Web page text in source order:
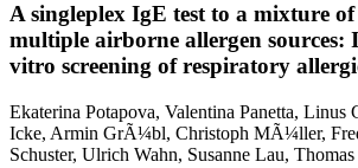
A singleplex IgE test to a mixture
multiple airborne allergen sources:
vitro screening of respiratory
Ekaterina Potapova, Valentina Panetta, Linus
Icke, Armin GrÃ¼bl, Christoph MÃ¼ller,
Schuster, Ulrich Wahn, Susanne Lau,